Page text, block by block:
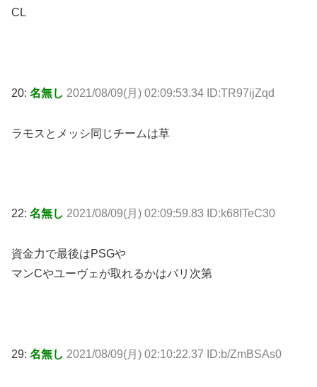
CL
20: 名無し 2021/08/09(月) 02:09:53.34 ID:TR97ijZqd
ラモスとメッシ同じチームは草
22: 名無し 2021/08/09(月) 02:09:59.83 ID:k68ITeC30
資金力で最後はPSGや
マンCやユーヴェが取れるかはパリ次第
29: 名無し 2021/08/09(月) 02:10:22.37 ID:b/ZmBSAs0